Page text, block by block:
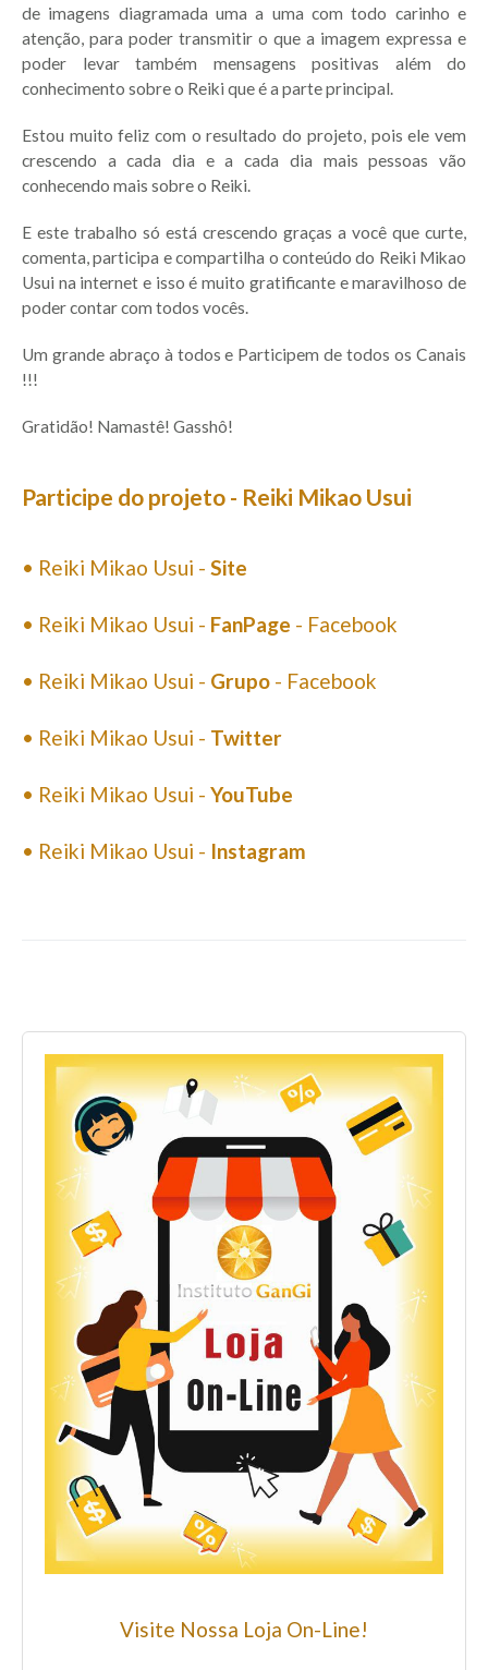
de imagens diagramada uma a uma com todo carinho e
atenção, para poder transmitir o que a imagem expressa e
poder levar também mensagens positivas além do
conhecimento sobre o Reiki que é a parte principal.
Estou muito feliz com o resultado do projeto, pois ele vem
crescendo a cada dia e a cada dia mais pessoas vão
conhecendo mais sobre o Reiki.
E este trabalho só está crescendo graças a você que curte,
comenta, participa e compartilha o conteúdo do Reiki Mikao
Usui na internet e isso é muito gratificante e maravilhoso de
poder contar com todos vocês.
Um grande abraço à todos e Participem de todos os Canais
!!!
Gratidão! Namastê! Gasshô!
Participe do projeto - Reiki Mikao Usui
• Reiki Mikao Usui - Site
• Reiki Mikao Usui - FanPage - Facebook
• Reiki Mikao Usui - Grupo - Facebook
• Reiki Mikao Usui - Twitter
• Reiki Mikao Usui - YouTube
• Reiki Mikao Usui - Instagram
Visite Nossa Loja On-Line!